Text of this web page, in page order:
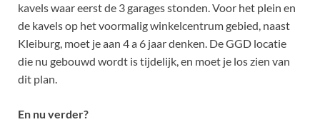
kavels waar eerst de 3 garages stonden. Voor het plein en
de kavels op het voormalig winkelcentrum gebied, naast
Kleiburg, moet je aan 4 a 6 jaar denken. De GGD locatie
die nu gebouwd wordt is tijdelijk, en moet je los zien van
dit plan.
En nu verder?